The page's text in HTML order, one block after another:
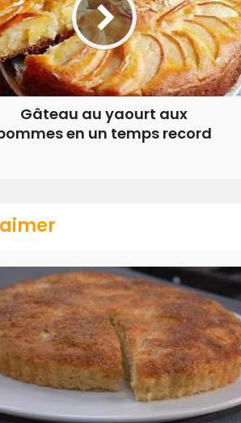
Gâteau au yaourt aux
en un temps record